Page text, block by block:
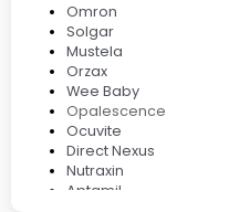
Omron
Solgar
Mustela
Orzax
Wee Baby
Opalescence
Ocuvite
Direct Nexus
Nutraxin
Aptamil